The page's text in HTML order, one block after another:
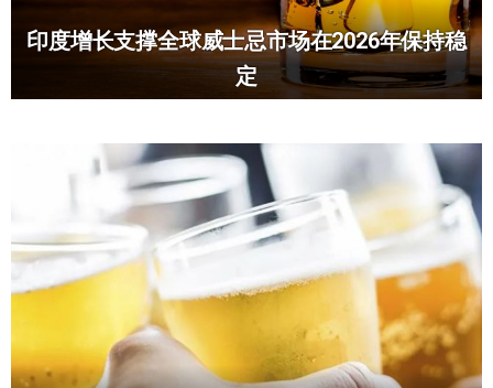
印度增长支撑全球威士忌市场在2026年保持稳
定